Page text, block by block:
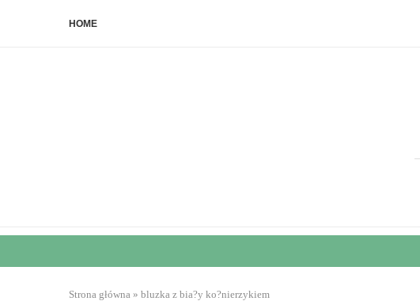
HOME
Strona główna » bluzka z bia?y ko?nierzykiem